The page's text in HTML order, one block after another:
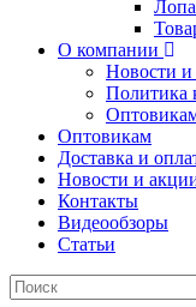
О компании
Новости и
Политика
Оптовикам
Доставка и
Новости и
Контакты
Видеообзоры
Статьи